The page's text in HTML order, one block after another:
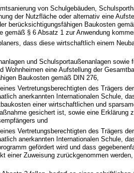
von Schulgebäuden,
der Nutzfläche oder alternativ eine
berücksichtigungsfähigen Baukosten
§ 6 Absatz 1 zur Anwendung
dass diese wirtschaftlich einem
und Schulsportaußenanlagen sowie
Wohnheimen eine Aufstellung der
Baukosten gemäß DIN 276,
Vertretungsberechtigten des Trägers der
anerkannten Internationalen Schule,
einer wirtschaftlichen und
gesichert ist, sowie eine Erklärung
und
Vertretungsberechtigten des Trägers der
anerkannten Internationalen Schule,
gefördert wird und dass
einer Zuweisung zurückgenommen